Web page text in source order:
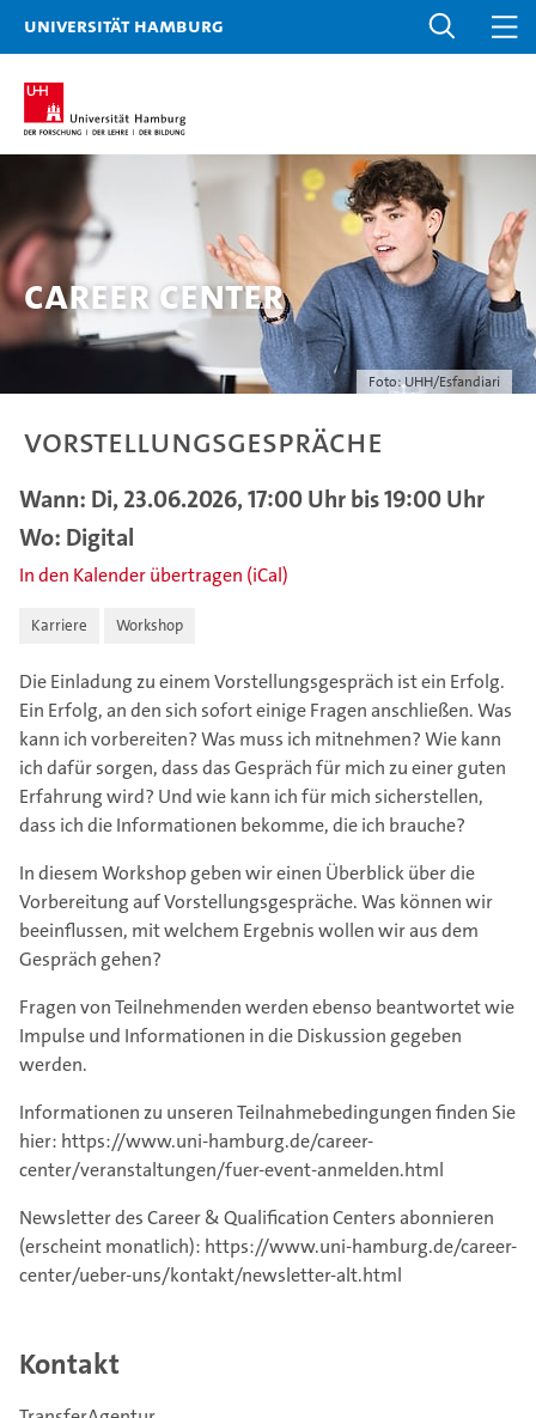
Universität Hamburg
Foto: UHH/Esfandiari
Career Center
Vorstellungsgespräche
Wann: Di, 23.06.2026, 17:00 Uhr bis 19:00 Uhr
Wo: Digital
In den Kalender übertragen (iCal)
Karriere Workshop
Die Einladung zu einem Vorstellungsgespräch ist ein Erfolg.
Ein Erfolg, an den sich sofort einige Fragen anschließen. Was
kann ich vorbereiten? Was muss ich mitnehmen? Wie kann
ich dafür sorgen, dass das Gespräch für mich zu einer guten
Erfahrung wird? Und wie kann ich für mich sicherstellen,
dass ich die Informationen bekomme, die ich brauche?
In diesem Workshop geben wir einen Überblick über die
Vorbereitung auf Vorstellungsgespräche. Was können wir
beeinflussen, mit welchem Ergebnis wollen wir aus dem
Gespräch gehen?
Fragen von Teilnehmenden werden ebenso beantwortet wie
Impulse und Informationen in die Diskussion gegeben
werden.
Informationen zu unseren Teilnahmebedingungen finden Sie
hier: https://www.uni-hamburg.de/career-
center/veranstaltungen/fuer-event-anmelden.html
Newsletter des Career & Qualification Centers abonnieren
(erscheint monatlich): https://www.uni-hamburg.de/career-
center/ueber-uns/kontakt/newsletter-alt.html
Kontakt